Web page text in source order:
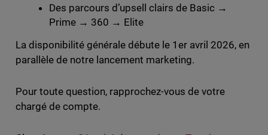
Des parcours d’upsell clairs de Basic →
Prime → 360 → Elite
La disponibilité générale débute le 1er avril 2026, en
parallèle de notre lancement marketing.
Pour toute question, rapprochez-vous de votre
chargé de compte.